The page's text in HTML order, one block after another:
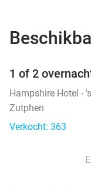
1 of 2
Hampshire Hotel -
Zutphen
Verkocht: 363